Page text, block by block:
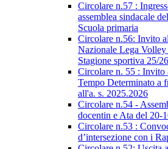
Circolare n.57 :
assemblea sindacale
Scuola primaria
Circolare n.56: Invito
Nazionale Lega
Stagione sportiva 25/26
Circolare n. 55 : Invito
Tempo Determinato a
all'a. s. 2025.2026
Circolare n.54 -
docentin e Ata del 20-
Circolare n.53 :
d’intersezione con i